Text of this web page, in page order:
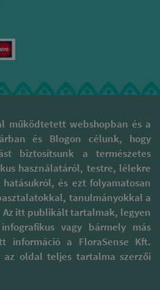
működtetett webshopban és a
és Blogon célunk, hogy
biztosítsunk a természetes
használatáról, testre, lélekre
és ezt folyamatosan
tanulmányokkal a
itt publikált tartalmak, legyen
vagy bármely más
információ a FloraSense Kft.
oldal teljes tartalma szerzői